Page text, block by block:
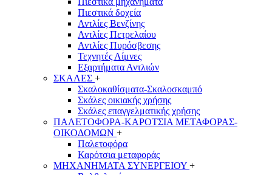
Πιεστικά δοχεία
Αντλίες Βενζίνης
Αντλίες Πετρελαίου
Αντλίες Πυρόσβεσης
Τεχνητές Λίμνες
Εξαρτήματα Αντλιών
ΣΚΑΛΕΣ +
Σκαλοκαθίσματα-Σκαλοσκαμπό
Σκάλες οικιακής χρήσης
Σκάλες επαγγελματικής χρήσης
ΠΑΛΕΤΟΦΟΡΑ-ΚΑΡΟΤΣΙΑ ΜΕΤΑΦΟΡΑΣ-
ΟΙΚΟΔΟΜΩΝ +
Παλετοφόρα
Καρότσια μεταφοράς
ΜΗΧΑΝΗΜΑΤΑ ΣΥΝΕΡΓΕΙΟΥ +